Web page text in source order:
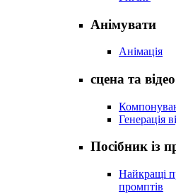
Анімувати
Анімація
сцена та відео
Генерація
Посібник із
Найкращі
промптів